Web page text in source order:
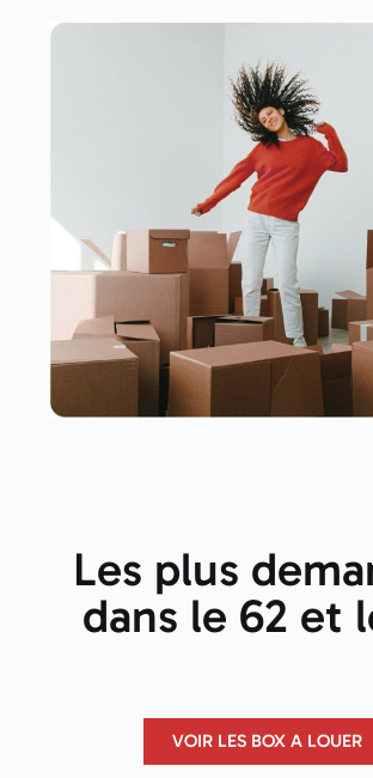
Les plus
dans le 62 et
VOIR LES BOX A LOUER